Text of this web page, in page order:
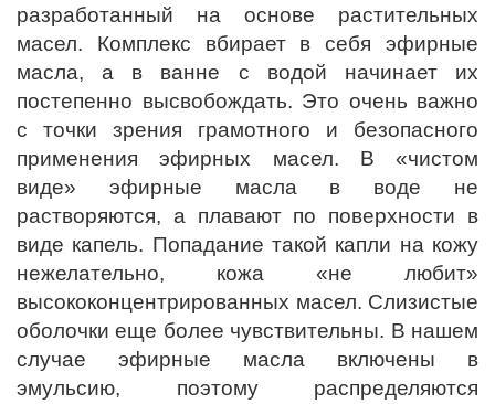
разработанный на основе растительных
масел. Комплекс вбирает в себя эфирные
масла, а в ванне с водой начинает их
постепенно высвобождать. Это очень важно
с точки зрения грамотного и безопасного
применения эфирных масел. В «чистом
виде» эфирные масла в воде не
растворяются, а плавают по поверхности в
виде капель. Попадание такой капли на кожу
нежелательно, кожа «не любит»
высококонцентрированных масел. Слизистые
оболочки еще более чувствительны. В нашем
случае эфирные масла включены в
эмульсию, поэтому распределяются